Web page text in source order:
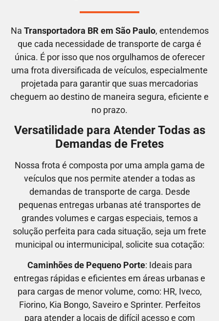
Na Transportadora BR em São Paulo, entendemos
que cada necessidade de transporte de carga é
única. É por isso que nos orgulhamos de oferecer
uma frota diversificada de veículos, especialmente
projetada para garantir que suas mercadorias
cheguem ao destino de maneira segura, eficiente e
no prazo.
Versatilidade para Atender Todas as
Demandas de Fretes
Nossa frota é composta por uma ampla gama de
veículos que nos permite atender a todas as
demandas de transporte de carga. Desde
pequenas entregas urbanas até transportes de
grandes volumes e cargas especiais, temos a
solução perfeita para cada situação, seja um frete
municipal ou intermunicipal, solicite sua cotação:
Caminhões de Pequeno Porte: Ideais para
entregas rápidas e eficientes em áreas urbanas e
para cargas de menor volume, como: HR, Iveco,
Fiorino, Kia Bongo, Saveiro e Sprinter. Perfeitos
para atender a locais de difícil acesso e com